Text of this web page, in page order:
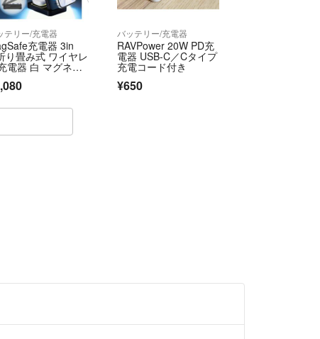
テリー/充電器
充電器 3in
り畳み式 ワイヤレ
電器 白 マグネッ
充電器 充電スタン
バッテリー/充電器
RAVPower 20W PD充
電器 USB-C／Cタイプ
充電コード付き
¥650